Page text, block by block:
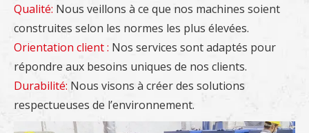
Qualité: Nous veillons à ce que nos machines soient
construites selon les normes les plus élevées.
Orientation client : Nos services sont adaptés pour
répondre aux besoins uniques de nos clients.
Durabilité: Nous visons à créer des solutions
respectueuses de l’environnement.